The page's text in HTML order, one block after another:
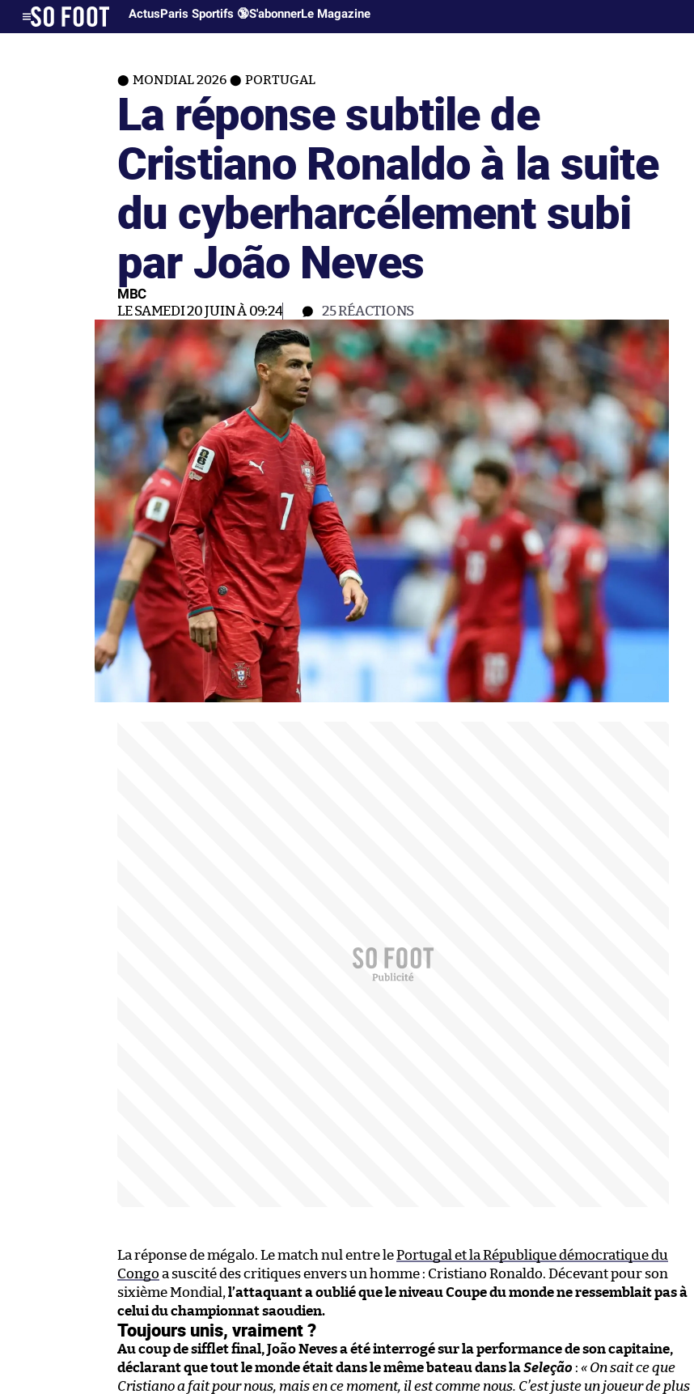
ActusParis Sportifs 🔞S'abonnerLe Magazine
MONDIAL 2026 PORTUGAL
La réponse subtile de
Cristiano Ronaldo à la suite
du cyberharcélement subi
par João Neves
MBC
LE SAMEDI 20 JUIN À 09:24 25RÉACTIONS
La réponse de mégalo. Le match nul entre lePortugal et la République démocratique du
Congo a suscité des critiques envers un homme : Cristiano Ronaldo. Décevant pour son
sixième Mondial, l’attaquant a oublié que le niveau Coupe du monde ne ressemblait pas à
celui du championnat saoudien.
Toujours unis, vraiment ?
Au coup de sifflet final, João Neves a été interrogé sur la performance de son capitaine,
déclarant que tout le monde était dans le même bateau dans laSeleção : « On sait ce que
Cristiano a fait pour nous, mais en ce moment, il est comme nous. C’est juste un joueur de plus